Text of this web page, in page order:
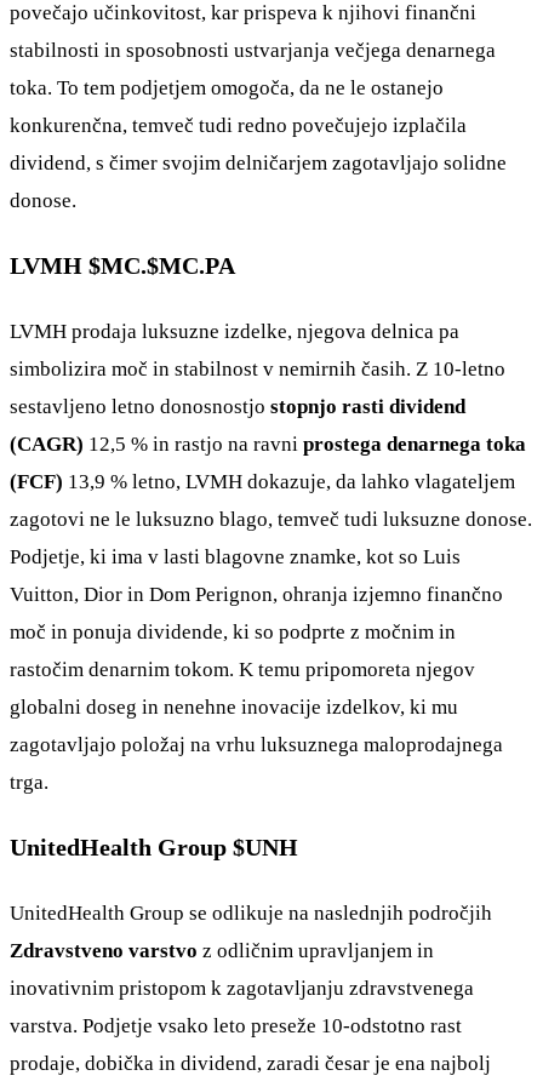
povečajo učinkovitost, kar prispeva k njihovi finančni
stabilnosti in sposobnosti ustvarjanja večjega denarnega
toka. To tem podjetjem omogoča, da ne le ostanejo
konkurenčna, temveč tudi redno povečujejo izplačila
dividend, s čimer svojim delničarjem zagotavljajo solidne
donose.
LVMH $MC.$MC.PA
LVMH prodaja luksuzne izdelke, njegova delnica pa
simbolizira moč in stabilnost v nemirnih časih. Z 10-letno
sestavljeno letno donosnostjo stopnjo rasti dividend
(CAGR) 12,5 % in rastjo na ravni prostega denarnega toka
(FCF) 13,9 % letno, LVMH dokazuje, da lahko vlagateljem
zagotovi ne le luksuzno blago, temveč tudi luksuzne donose.
Podjetje, ki ima v lasti blagovne znamke, kot so Luis
Vuitton, Dior in Dom Perignon, ohranja izjemno finančno
moč in ponuja dividende, ki so podprte z močnim in
rastočim denarnim tokom. K temu pripomoreta njegov
globalni doseg in nenehne inovacije izdelkov, ki mu
zagotavljajo položaj na vrhu luksuznega maloprodajnega
trga.
UnitedHealth Group $UNH
UnitedHealth Group se odlikuje na naslednjih področjih
Zdravstveno varstvo z odličnim upravljanjem in
inovativnim pristopom k zagotavljanju zdravstvenega
varstva. Podjetje vsako leto preseže 10-odstotno rast
prodaje, dobička in dividend, zaradi česar je ena najbolj